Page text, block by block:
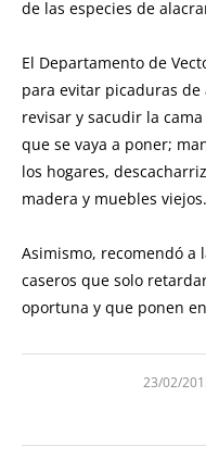
de las especies de
El Departamento de
para evitar picaduras de
revisar y sacudir la
que se vaya a poner;
los hogares,
madera y muebles viejos.
Asimismo, recomendó
caseros que solo
oportuna y que ponen
23/02/